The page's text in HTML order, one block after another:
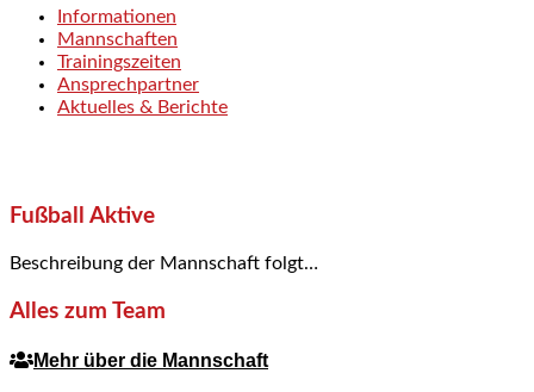
Informationen
Mannschaften
Trainingszeiten
Ansprechpartner
Aktuelles & Berichte
Fußball Aktive
Beschreibung der Mannschaft folgt…
Alles zum Team
Mehr über die Mannschaft